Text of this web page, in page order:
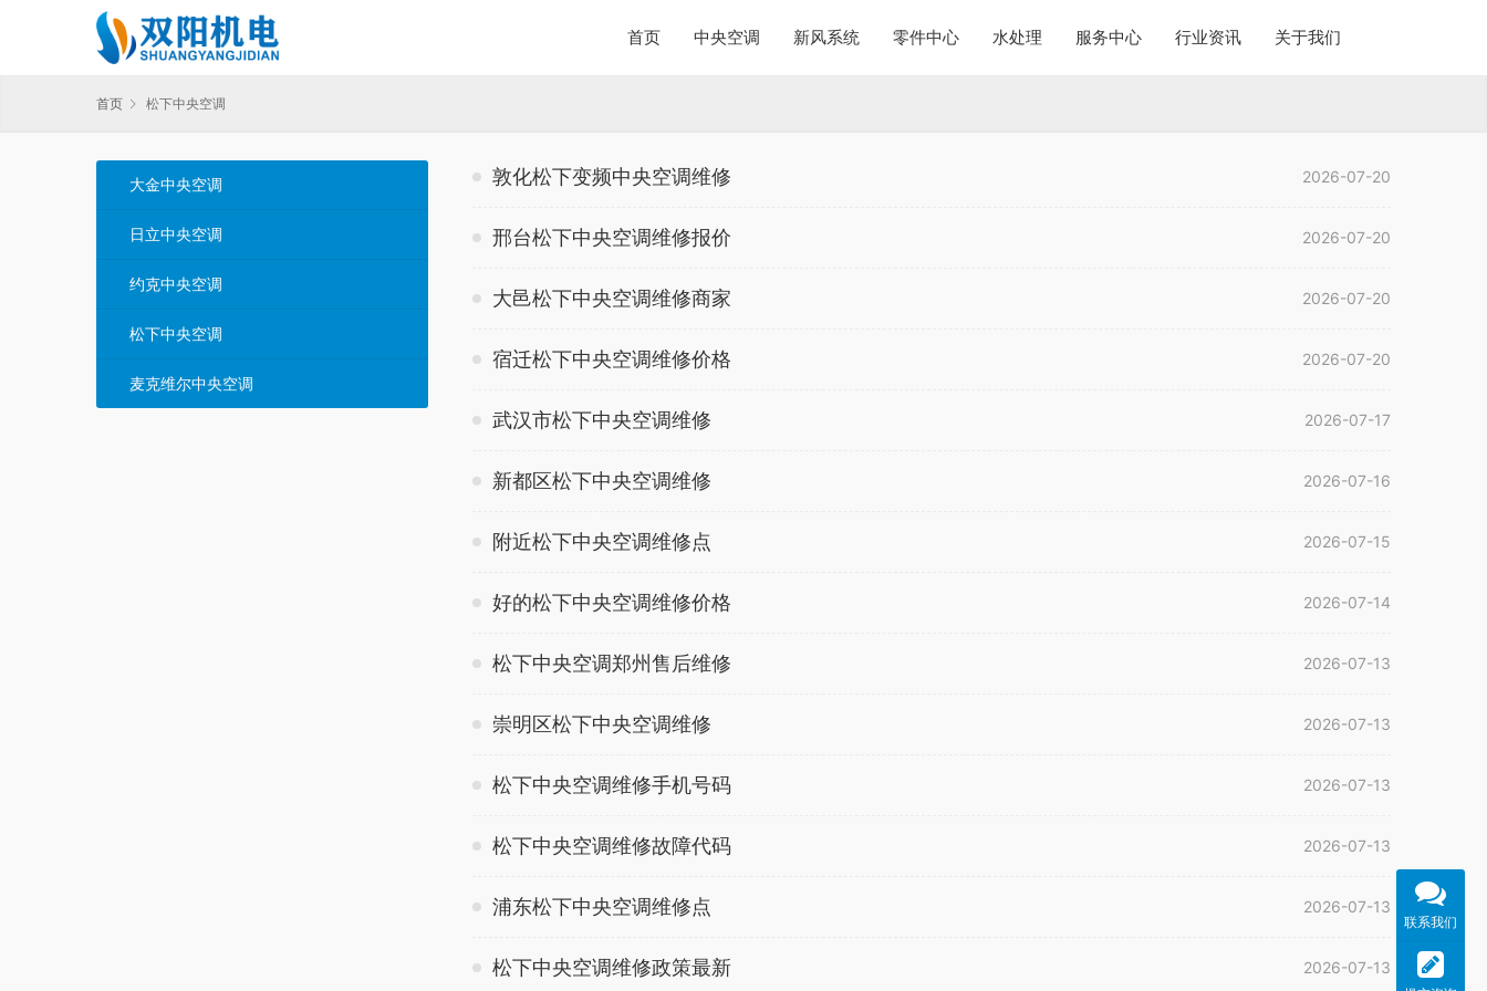
首页 中央空调 新风系统 零件中心 水处理 服务中心 行业资讯 关于我们
首页 松下中央空调
大金中央空调
日立中央空调
约克中央空调
松下中央空调
麦克维尔中央空调
敦化松下变频中央空调维修 2026-07-20
邢台松下中央空调维修报价 2026-07-20
大邑松下中央空调维修商家 2026-07-20
宿迁松下中央空调维修价格 2026-07-20
武汉市松下中央空调维修 2026-07-17
新都区松下中央空调维修 2026-07-16
附近松下中央空调维修点 2026-07-15
好的松下中央空调维修价格 2026-07-14
松下中央空调郑州售后维修 2026-07-13
崇明区松下中央空调维修 2026-07-13
松下中央空调维修手机号码 2026-07-13
松下中央空调维修故障代码 2026-07-13
浦东松下中央空调维修点 2026-07-13
松下中央空调维修政策最新 2026-07-13
联系我们